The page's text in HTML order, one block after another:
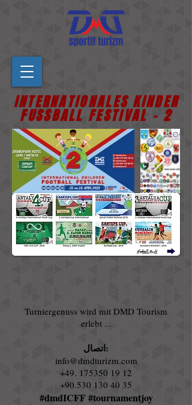
INTERNATIONALES KINDER
FUSSBALL FESTIVAL - 2
تاريخ البطولة
Turniergenuss wird mit DMD Tourism
erlebt ...
اتصال:
info@dmdturizm.com
+49. 175350 19 12
+90.530 130 40 35
#dmdICFF #tournamentjoy